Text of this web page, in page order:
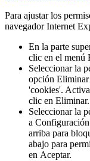
Para ajustar los
navegador Internet
En la parte
clic en el menú
Seleccionar la
opción
'cookies'.
clic en Eliminar.
Seleccionar la
a
arriba para
abajo para
en Aceptar.